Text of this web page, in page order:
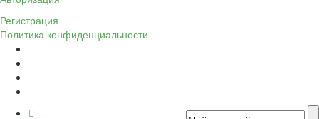
Регистрация
Политика конфиденциальности